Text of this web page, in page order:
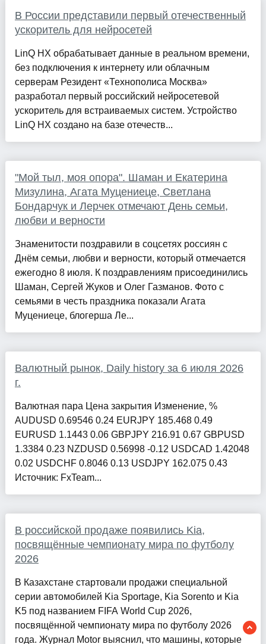
В России представили первый отечественный
ускоритель для нейросетей
LinQ HX обрабатывает данные в реальном времени,
без подключения к интернету или облачным
серверам Резидент «Технополиса Москва»
разработал первый российский нейросетевой
ускоритель для встраиваемых систем. Устройство
LinQ HX создано на базе отечеств...
"Мой тыл, моя опора". Шаман и Екатерина
Мизулина, Агата Муцениеце, Светлана
Бондарчук и Лерчек отмечают День семьи,
любви и верности
Знаменитости поздравили в соцсетях россиян с
Днём семьи, любви и верности, который отмечается
ежегодно 8 июля. К поздравлениям присоединились
Шаман, Сергей Жуков и Олег Газманов. Фото с
семьями в честь праздника показали Агата
Муцениеце, блогерша Ле...
Валютный рынок, Daily history за 6 июля 2026
г.
Валютная пара Цена закрытия Изменение, %
AUDUSD 0.69546 0.24 EURJPY 185.468 0.49
EURUSD 1.1443 0.06 GBPJPY 216.91 0.67 GBPUSD
1.3384 0.23 NZDUSD 0.56998 -0.12 USDCAD 1.42048
0.02 USDCHF 0.8046 0.13 USDJPY 162.075 0.43
Источник: FxTeam...
В российской продаже появились Kia,
посвящённые чемпионату мира по футболу
2026
В Казахстане стартовали продажи специальной
серии автомобилей Kia Sportage, Kia Sorento и Kia
K5 под названием FIFA World Cup 2026,
посвящённой чемпионату мира по футболу 2026
года. Журнал Motor выяснил, что машины, которые